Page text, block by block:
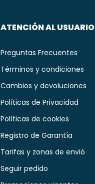
ATENCIÓN AL USUARIO
Preguntas Frecuentes
Términos y condiciones
Cambios y devoluciones
Políticas de Privacidad
Políticas de cookies
Registro de Garantía
Tarifas y zonas de envió
Seguir pedido